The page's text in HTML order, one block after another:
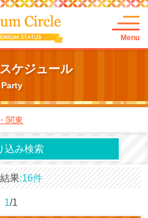
Menu
ケジュール
Party
関東
込み検索
果 16件
1/1